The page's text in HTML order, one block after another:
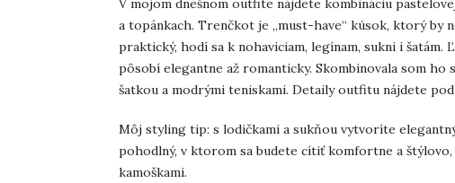
V mojom dnešnom outfite nájdete kombináciu
a topánkach. Trenčkot je „must-have“ kúsok, ktorý by
praktický, hodí sa k nohaviciam, legínam, sukni i
pôsobí elegantne až romanticky. Skombinovala som
šatkou a modrými teniskami. Detaily outfitu nájdete
Môj styling tip: s lodičkami a sukňou vytvoríte
pohodlný, v ktorom sa budete cítiť komfortne a
kamoškami.